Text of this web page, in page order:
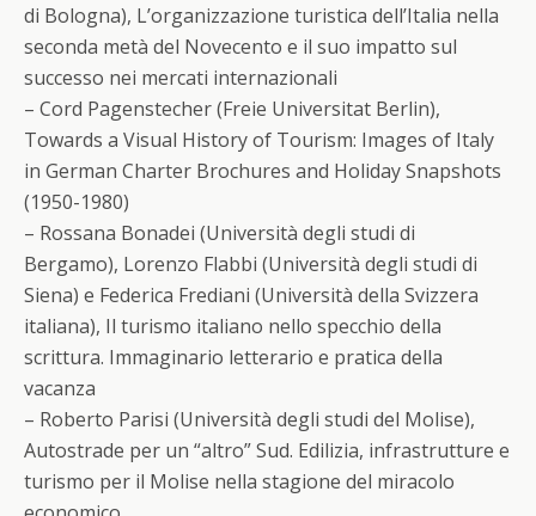
di Bologna), L’organizzazione turistica dell’Italia nella
seconda metà del Novecento e il suo impatto sul
successo nei mercati internazionali
– Cord Pagenstecher (Freie Universitat Berlin),
Towards a Visual History of Tourism: Images of Italy
in German Charter Brochures and Holiday Snapshots
(1950-1980)
– Rossana Bonadei (Università degli studi di
Bergamo), Lorenzo Flabbi (Università degli studi di
Siena) e Federica Frediani (Università della Svizzera
italiana), Il turismo italiano nello specchio della
scrittura. Immaginario letterario e pratica della
vacanza
– Roberto Parisi (Università degli studi del Molise),
Autostrade per un “altro” Sud. Edilizia, infrastrutture e
turismo per il Molise nella stagione del miracolo